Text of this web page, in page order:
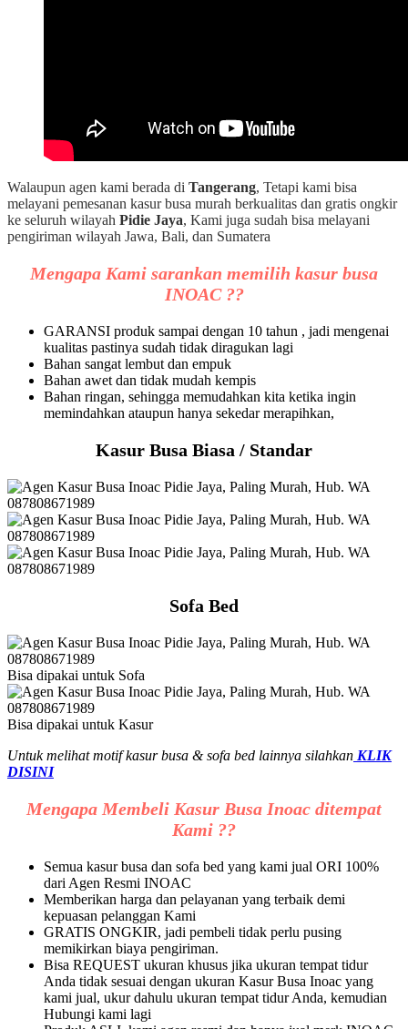
Walaupun agen kami berada di Tangerang, Tetapi kami bisa
melayani pemesanan kasur busa murah berkualitas dan gratis ongkir
ke seluruh wilayah Pidie Jaya, Kami juga sudah bisa melayani
pengiriman wilayah Jawa, Bali, dan Sumatera
Mengapa Kami sarankan memilih kasur busa
INOAC ??
GARANSI produk sampai dengan 10 tahun , jadi mengenai
kualitas pastinya sudah tidak diragukan lagi
Bahan sangat lembut dan empuk
Bahan awet dan tidak mudah kempis
Bahan ringan, sehingga memudahkan kita ketika ingin
memindahkan ataupun hanya sekedar merapihkan,
Kasur Busa Biasa / Standar
Sofa Bed
Bisa dipakai untuk Sofa
Bisa dipakai untuk Kasur
Untuk melihat motif kasur busa & sofa bed lainnya silahkan KLIK
DISINI
Mengapa Membeli Kasur Busa Inoac ditempat
Kami ??
Semua kasur busa dan sofa bed yang kami jual ORI 100%
dari Agen Resmi INOAC
Memberikan harga dan pelayanan yang terbaik demi
kepuasan pelanggan Kami
GRATIS ONGKIR, jadi pembeli tidak perlu pusing
memikirkan biaya pengiriman.
Bisa REQUEST ukuran khusus jika ukuran tempat tidur
Anda tidak sesuai dengan ukuran Kasur Busa Inoac yang
kami jual, ukur dahulu ukuran tempat tidur Anda, kemudian
Hubungi kami lagi